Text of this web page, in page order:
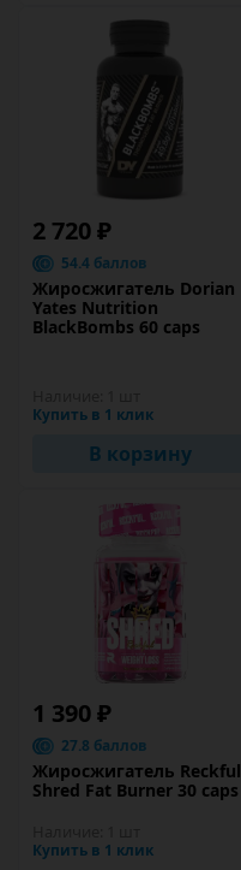
2 720 ₽
54.4 баллов
Жиросжигатель Dorian
Yates Nutrition
BlackBombs 60 caps
Купить в 1 клик
В корзину
1 390 ₽
27.8 баллов
Жиросжигатель Reckful
Shred Fat Burner 30 caps
Купить в 1 клик